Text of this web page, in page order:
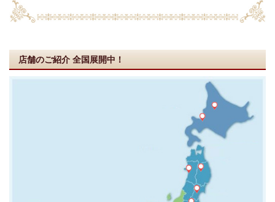
店舗のご紹介 全国展開中！